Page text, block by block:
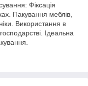
Фіксація
Пакування меблів,
Використання в
Ідеальна